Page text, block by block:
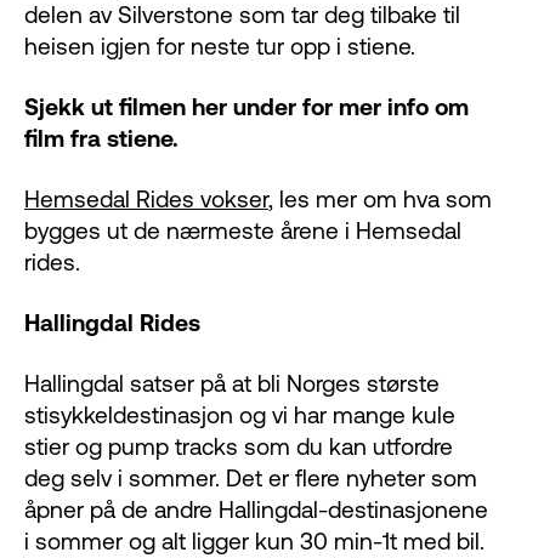
delen av Silverstone som tar deg tilbake til
heisen igjen for neste tur opp i stiene.
Sjekk ut filmen her under for mer info om
film fra stiene.
Hemsedal Rides vokser, les mer om hva som
bygges ut de nærmeste årene i Hemsedal
rides.
Hallingdal Rides
Hallingdal satser på at bli Norges største
stisykkeldestinasjon og vi har mange kule
stier og pump tracks som du kan utfordre
deg selv i sommer. Det er flere nyheter som
åpner på de andre Hallingdal-destinasjonene
i sommer og alt ligger kun 30 min-1t med bil.